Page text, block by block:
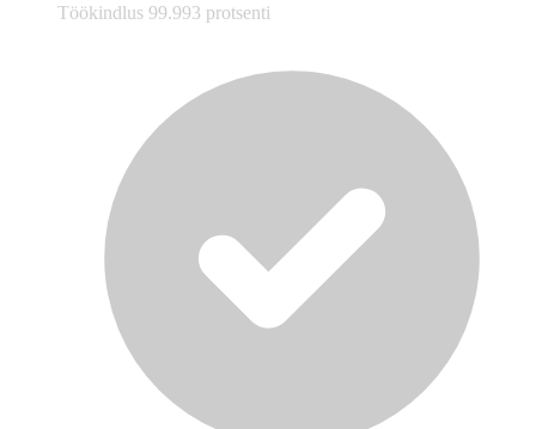
Töökindlus 99.993 protsenti